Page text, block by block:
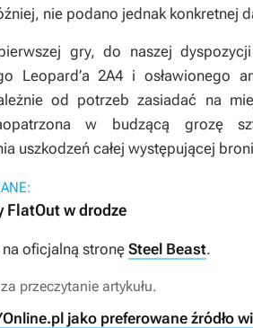
nie podano jednak konkretnej
gry, do naszej
Leopard’a 2A4 i osławionego
od potrzeb zasiadać na
w budzącą grozę
uszkodzeń całej występującej
FlatOut w drodze
oficjalną stronę Steel Beast.
przeczytanie artykułu.
jako preferowane źródło